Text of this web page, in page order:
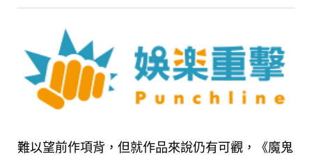
難以望前作項背，但就作品來說仍有可觀，《魔鬼